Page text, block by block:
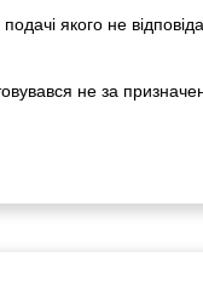
якого не
не за